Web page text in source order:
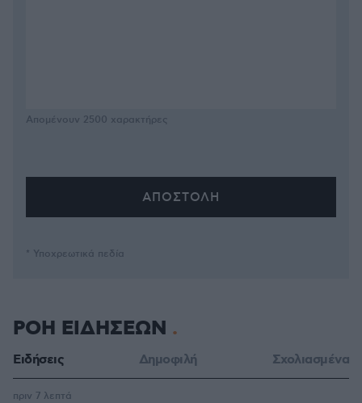
Απομένουν 2500 χαρακτήρες
* Υποχρεωτικά πεδία
ΡΟΗ ΕΙΔΗΣΕΩΝ
Ειδήσεις Δημοφιλή Σχολιασμένα
πριν 7 λεπτά